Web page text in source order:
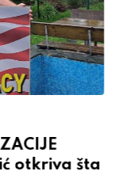
otkriva šta